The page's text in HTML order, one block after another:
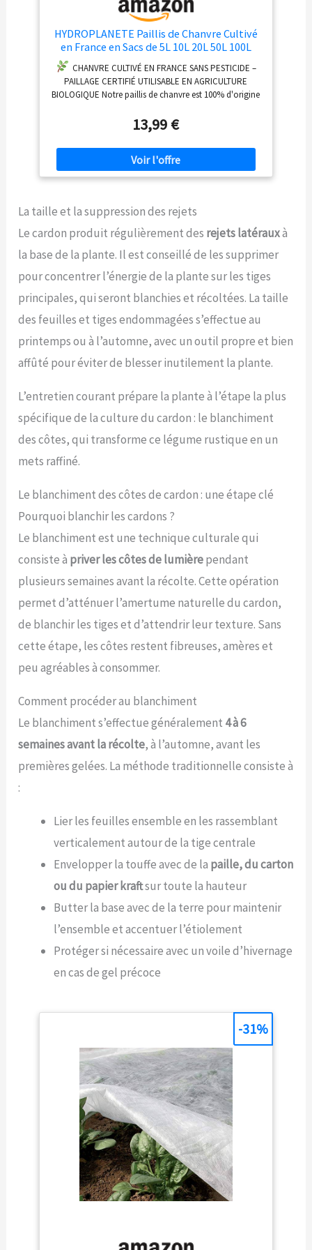
HYDROPLANETE Paillis de Chanvre Cultivé
en France en Sacs de 5L 10L 20L 50L 100L
200L – 100% Naturel sans Pesticide –
Utilisable Agriculture Biologique – Potager
& Massifs
CHANVRE CULTIVÉ EN FRANCE SANS PESTICIDE –
PAILLAGE CERTIFIÉ UTILISABLE EN AGRICULTURE
BIOLOGIQUE Notre paillis de chanvre est 100% d'origine
fongicide ni insecticide chimique. Utilisable en
agriculture biologique (UAB), il est le choix naturel pour
les jardiniers soucieux de la santé de leur sol, de leurs
légumes et de leur famille. Contrairement aux paillages
synthétiques ou aux copeaux d'écorces traités, le
JUSQU'À 5 FOIS MOINS D'ARROSAGES Les tiges de
chanvre sont naturellement poreuses, ce qui leur
confère un pouvoir d'absorption et de rétention d'eau
incomparable parmi les paillages naturels. Étaler en
couche de 5 à 7 cm au pied de vos plants réduit
significativement la fréquence de vos arrosages — un
avantage précieux en été et lors des périodes de
sécheresse. Jusqu'à 5 fois moins d'arrosages qu'un sol
nu.
THERMORÉGULATION NATURELLE –
FRAÎCHEUR EN ÉTÉ, PROTECTION EN HIVER Le paillis
de chanvre joue un rôle de véritable isolant thermique
au pied de vos plantes. En été, il maintient une fraîcheur
de chaleur et des brûlures liées aux fortes températures.
En hiver et en intersaison, il forme une couverture
protectrice qui prévient les gelées superficielles et
protection toute l'année.
pH NEUTRE &
BIODÉGRADABLE – ENRICHIT VOTRE SOL SANS
paillis de chanvre possède un pH neutre — il n'altère pas
la composition chimique de votre terre. En se
dégradant progressivement, il enrichit le sol en matière
organique, stimule l'activité des micro-organismes
long terme. 100% Biodégradable.
DISPONIBLE EN 8
FORMATS – 5L, 10L, 20L, 30L, 40L ou 50L, 100L et 200L –
DU JARDINIER AMATEUR AU PROFESSIONNEL Que vous
ayez un petit carré potager de balcon ou plusieurs
centaines de mètres carrés de massifs à pailler, notre
gamme en 6 formats couvre tous les besoins. Le format
10L est parfait pour un premier essai ou une petite
jardins de taille moyenne à grande ou pour un usage
surface à pailler.
13,99 €
La taille et la suppression des rejets
Le cardon produit régulièrement des rejets latérauxà
la base de la plante. Il est conseillé de les supprimer
pour concentrer l’énergie de la plante sur les tiges
principales, qui seront blanchies et récoltées. La taille
des feuilles et tiges endommagées s’effectue au
printemps ou à l’automne, avec un outil propre et bien
affûté pour éviter de blesser inutilement la plante.
L’entretien courant prépare la plante à l’étape la plus
spécifique de la culture du cardon : le blanchiment
des côtes, qui transforme ce légume rustique en un
mets raffiné.
Le blanchiment des côtes de cardon : une étape clé
Pourquoi blanchir les cardons ?
Le blanchiment est une technique culturale qui
consiste à priver les côtes de lumièrependant
plusieurs semaines avant la récolte. Cette opération
permet d’atténuer l’amertume naturelle du cardon,
de blanchir les tiges et d’attendrir leur texture. Sans
cette étape, les côtes restent fibreuses, amères et
peu agréables à consommer.
Comment procéder au blanchiment
Le blanchiment s’effectue généralement 4 à 6
semaines avant la récolte, à l’automne, avant les
premières gelées. La méthode traditionnelle consiste à
:
Lier les feuilles ensemble en les rassemblant
verticalement autour de la tige centrale
Envelopper la touffe avec de la paille, du carton
ou du papier kraftsur toute la hauteur
Butter la base avec de la terre pour maintenir
l’ensemble et accentuer l’étiolement
Protéger si nécessaire avec un voile d’hivernage
en cas de gel précoce
-31%